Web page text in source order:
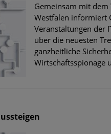
Gemeinsam mit
Westfalen informiert
Veranstaltungen der
über die neuesten
ganzheitliche
Wirtschaftsspionage